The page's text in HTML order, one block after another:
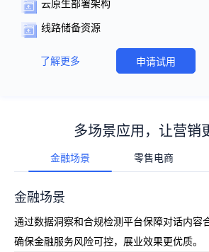
云原生部署架构
线路储备资源
了解更多 申请试用
多场景应用，让营销
金融场景 零售电商
金融场景
通过数据洞察和合规检测平台保障对话内容
确保金融服务风险可控，展业效果更优质。